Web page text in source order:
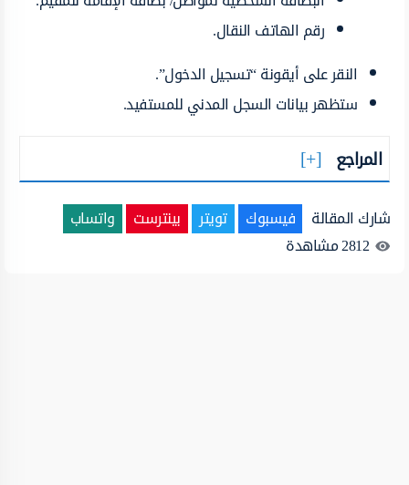
رقم الهاتف النقال.
النقر على أيقونة “تسجيل الدخول”.
ستظهر بيانات السجل المدني للمستفيد.
المراجع
شارك المقالة فيسبوك تويتر بينترست
واتساب
2812مشاهدة